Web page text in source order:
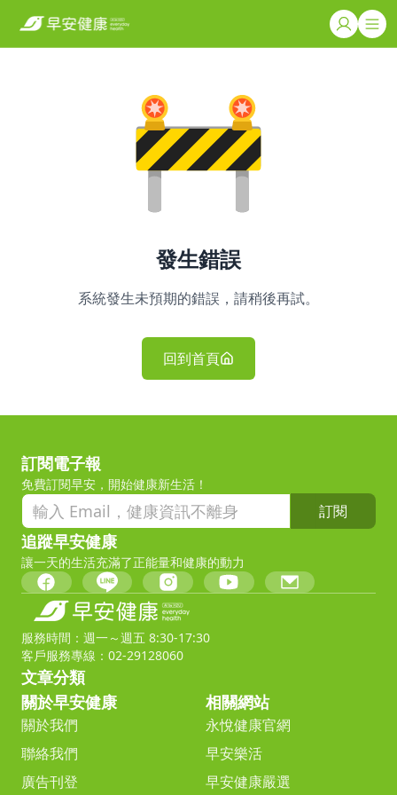
發生錯誤
系統發生未預期的錯誤，請稍後再試。
回到首頁
訂閱電子報
免費訂閱早安，開始健康新生活！
訂閱
追蹤早安健康
讓一天的生活充滿了正能量和健康的動力
服務時間：週一～週五 8:30-17:30
客戶服務專線：02-29128060
文章分類
關於早安健康
關於我們
聯絡我們
廣告刊登
相關網站
永悅健康官網
早安樂活
早安健康嚴選